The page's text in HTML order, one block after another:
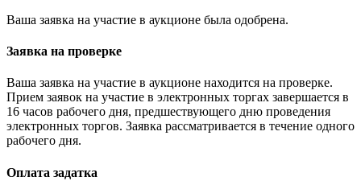
Ваша заявка на участие в аукционе была одобрена.
Заявка на проверке
Ваша заявка на участие в аукционе находится на проверке.
Прием заявок на участие в электронных торгах завершается в
16 часов рабочего дня, предшествующего дню проведения
электронных торгов. Заявка рассматривается в течение одного
рабочего дня.
Оплата задатка